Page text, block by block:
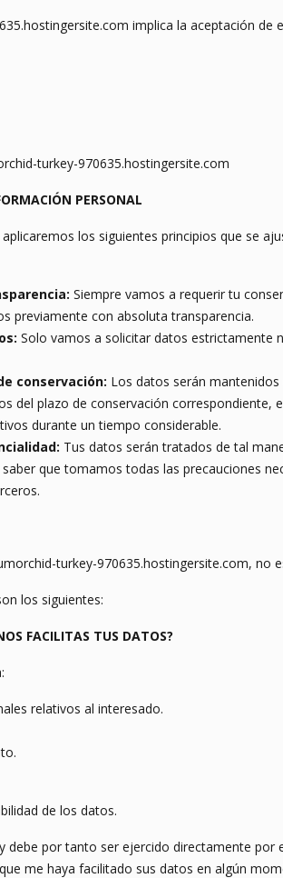
implica la aceptación
turkey-970635.hostingersite.com
PERSONAL
los siguientes principios que se
Siempre vamos a requerir tu
previamente con absoluta transparencia.
Solo vamos a solicitar datos estrictamente
conservación: Los datos serán
del plazo de conservación correspondiente,
durante un tiempo considerable.
Tus datos serán tratados de tal
que tomamos todas las precauciones
turkey-970635.hostingersite.com, no
los siguientes:
FACILITAS TUS DATOS?
relativos al interesado.
de los datos.
debe por tanto ser ejercido directamente
me haya facilitado sus datos en algún